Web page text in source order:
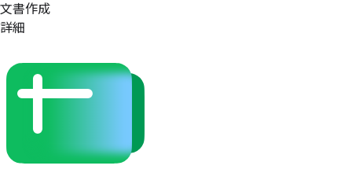
文書作成
詳細